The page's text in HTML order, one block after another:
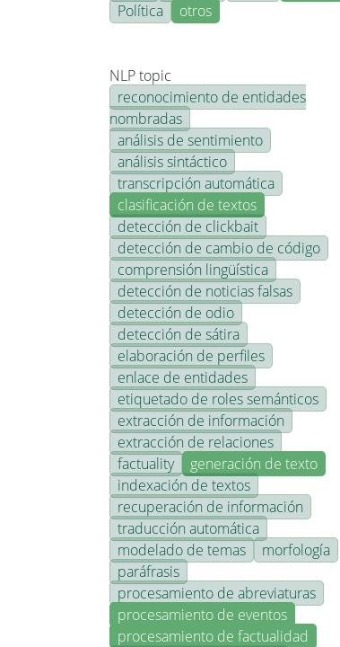
Política
otros
NLP topic
reconocimiento de entidades
nombradas
análisis de sentimiento
análisis sintáctico
transcripción automática
clasificación de textos
detección de clickbait
detección de cambio de código
comprensión lingüística
detección de noticias falsas
detección de odio
detección de sátira
elaboración de perfiles
enlace de entidades
etiquetado de roles semánticos
extracción de información
extracción de relaciones
factuality
generación de texto
indexación de textos
recuperación de información
traducción automática
modelado de temas
morfología
paráfrasis
procesamiento de abreviaturas
procesamiento de eventos
procesamiento de factualidad